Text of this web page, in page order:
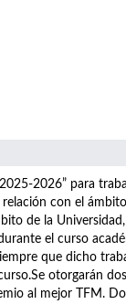
2026” para
con el
de la Universidad,
el curso
que dicho
otorgarán
al mejor TFM.